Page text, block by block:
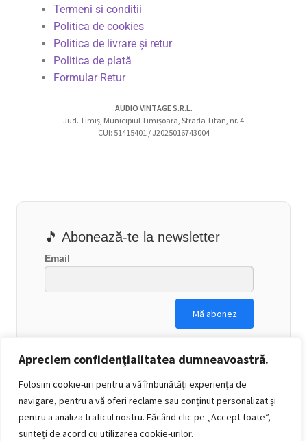
Apreciem confidențialitatea dumneavoastră.
Folosim cookie-uri pentru a vă îmbunătăți experiența de
navigare, pentru a vă oferi reclame sau conținut personalizat și
pentru a analiza traficul nostru. Făcând clic pe „Accept toate”,
sunteți de acord cu utilizarea cookie-urilor.
Termeni si conditii
Politica de cookies
Politica de livrare și retur
Politica de plată
Formular Retur
AUDIO VINTAGE S.R.L.
Jud. Timiș, Municipiul Timișoara, Strada Titan, nr. 4
CUI: 51415401 / J2025016743004
🎵 Abonează-te la newsletter
Email